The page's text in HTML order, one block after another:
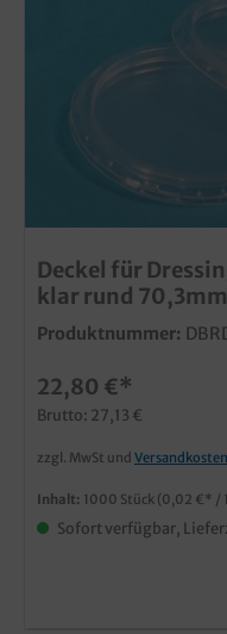
Deckel für
klar rund
Produktnummer:
22,80 €*
Brutto: 27,13 €
zzgl. MwSt und Versandkosten
Inhalt: 1000 Stück (0,02 €* /
Sofort verfügbar,